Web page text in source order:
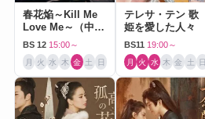
春花焔～Kill Me
Love Me～（中国
ドラマ）
BS 12 15:00～
月 火 水 木 金 土 日
テレサ・テン 歌
姫を愛した人々
BS11 19:00～
月 火 水 木 金 土 日